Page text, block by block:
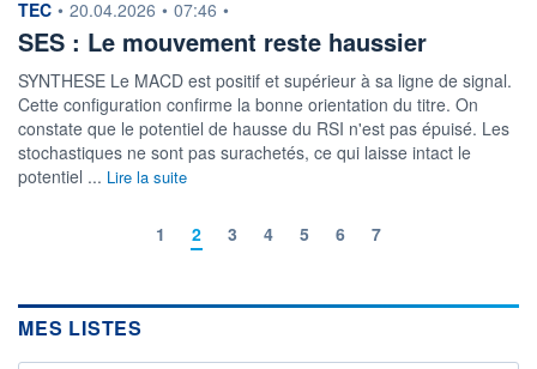
information fournie par
TEC • 20.04.2026 • 07:46 •
SES : Le mouvement reste haussier
SYNTHESE Le MACD est positif et supérieur à sa ligne de signal.
Cette configuration confirme la bonne orientation du titre. On
constate que le potentiel de hausse du RSI n'est pas épuisé. Les
stochastiques ne sont pas surachetés, ce qui laisse intact le
potentiel ... Lire la suite
1 2 3 4 5 6 7
MES LISTES